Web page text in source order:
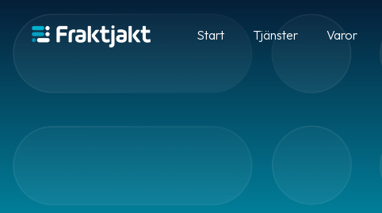
Start Tjänster Varor